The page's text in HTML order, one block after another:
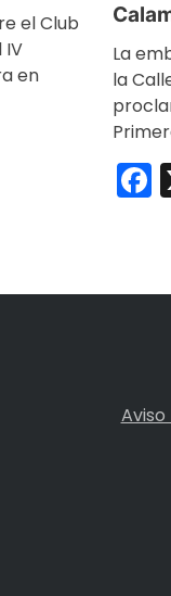
el Club
IV
en
La
la
Aviso